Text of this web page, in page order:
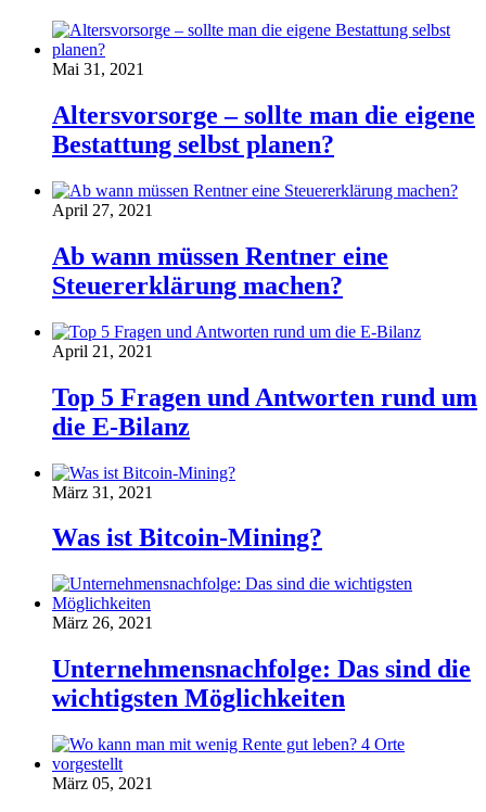
Mai 31, 2021
Altersvorsorge – sollte man die eigene
Bestattung selbst planen?
April 27, 2021
Ab wann müssen Rentner eine
Steuererklärung machen?
April 21, 2021
Top 5 Fragen und Antworten rund um
die E-Bilanz
März 31, 2021
Was ist Bitcoin-Mining?
März 26, 2021
Unternehmensnachfolge: Das sind die
wichtigsten Möglichkeiten
März 05, 2021